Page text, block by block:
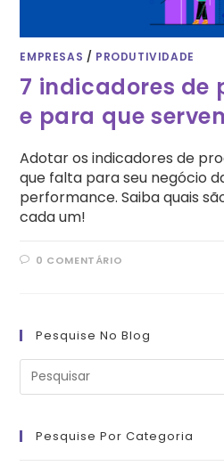
EMPRESAS / PRODUTIVIDADE
7 indicadores de
e para que
Adotar os indicadores de
que falta para seu negócio
performance. Saiba quais
cada um!
0 COMENTÁRIO
Pesquise No Blog
Pesquise Por Categoria